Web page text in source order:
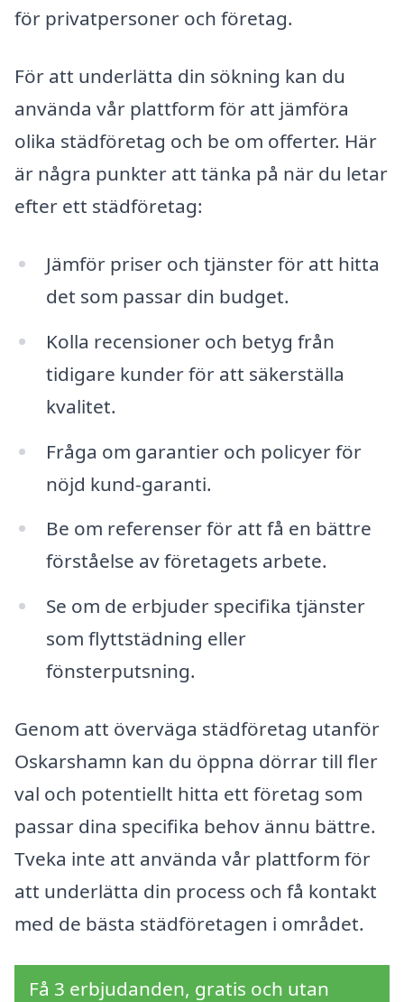
för privatpersoner och företag.
För att underlätta din sökning kan du
använda vår plattform för att jämföra
olika städföretag och be om offerter. Här
är några punkter att tänka på när du letar
efter ett städföretag:
Jämför priser och tjänster för att hitta
det som passar din budget.
Kolla recensioner och betyg från
tidigare kunder för att säkerställa
kvalitet.
Fråga om garantier och policyer för
nöjd kund-garanti.
Be om referenser för att få en bättre
förståelse av företagets arbete.
Se om de erbjuder specifika tjänster
som flyttstädning eller
fönsterputsning.
Genom att överväga städföretag utanför
Oskarshamn kan du öppna dörrar till fler
val och potentiellt hitta ett företag som
passar dina specifika behov ännu bättre.
Tveka inte att använda vår plattform för
att underlätta din process och få kontakt
med de bästa städföretagen i området.
Få 3 erbjudanden, gratis och utan